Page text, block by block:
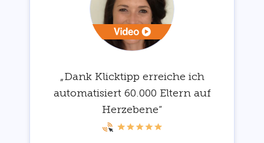
„Dank Klicktipp erreiche ich
automatisiert 60.000 Eltern auf
Herzebene“